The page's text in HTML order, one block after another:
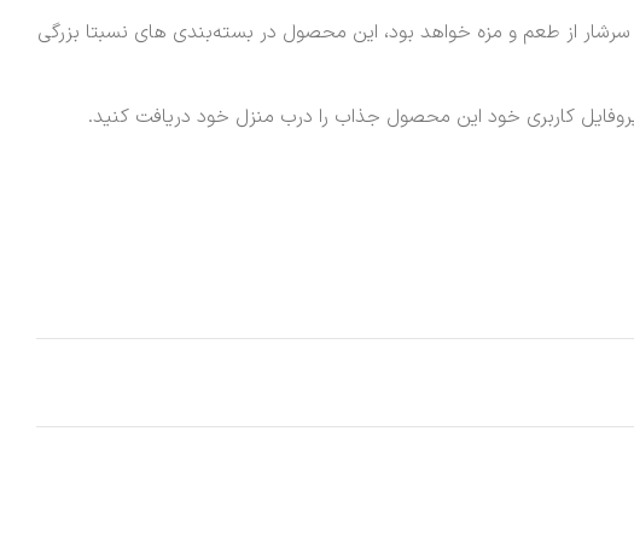
از طعم و مزه خواهد بود، این محصول در بسته‌بندی های نسبتا بزرگی
کاربری خود این محصول جذاب را درب منزل خود دریافت کنید.